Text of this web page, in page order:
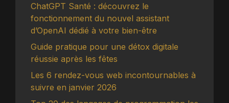
ChatGPT Santé : découvrez le
fonctionnement du nouvel assistant
d’OpenAI dédié à votre bien-être
Guide pratique pour une détox digitale
réussie après les fêtes
Les 6 rendez-vous web incontournables à
suivre en janvier 2026